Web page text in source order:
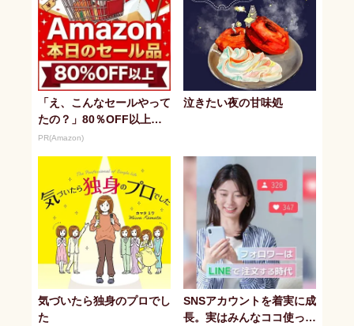
「え、こんなセールやって
たの？」80％OFF以上が
続々登場！Amazonの本気
PR(Amazon)
泣きたい夜の甘味処
気づいたら独身のプロでし
た
SNSアカウントを着実に成
長。実はみんなココ使って